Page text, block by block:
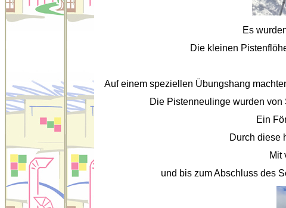
Es
Die kleinen
Auf einem speziellen Übungshang
Die Pistenneulinge wurden
Ein
Durch diese
Mit
und bis zum Abschluss des